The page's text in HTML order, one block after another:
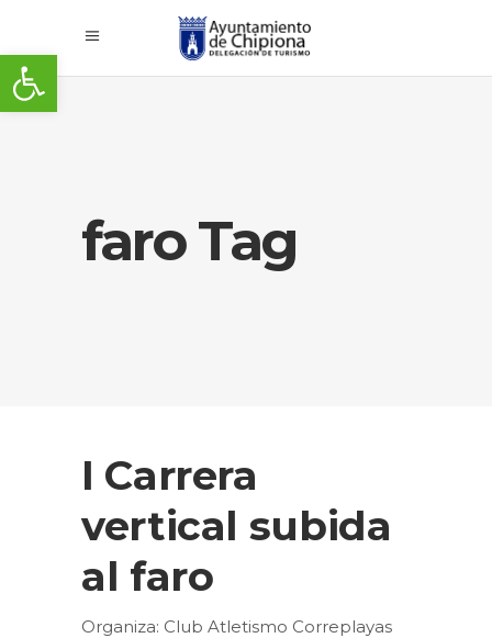
Abrir barra de herramientas
faro Tag
I Carrera
vertical subida
al faro
Organiza: Club Atletismo Correplayas